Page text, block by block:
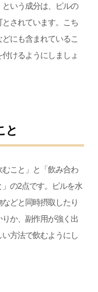
という成分は、ピルの
されています。こち
にも含まれているこ
けるようにしましょ
と
こと」と「飲み合わ
の2点です。ピルを水
どと同時摂取したり
か、副作用が強く出
方法で飲むようにし